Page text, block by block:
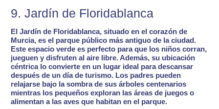
9. Jardín de Floridablanca
El Jardín de Floridablanca, situado en el corazón de
Murcia, esel parque público más antiguo de la ciudad.
Este espacio verde es perfecto para que los niños corran,
jueguen y disfruten al aire libre. Además, su ubicación
céntrica lo convierte en un lugar ideal para descansar
después de un día de turismo. Los padres pueden
relajarse bajo la sombra de sus árboles centenarios
mientras los pequeños exploran las áreas de juegos o
alimentan a las aves que habitan en el parque.